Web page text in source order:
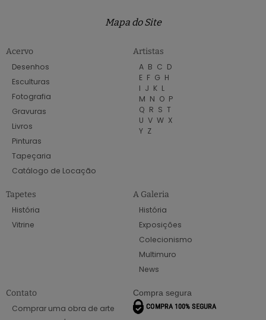
Mapa do Site
Acervo
Desenhos
Esculturas
Fotografia
Gravuras
Livros
Pinturas
Tapeçaria
Catálogo de Locação
Artistas
A B C D
E F G H
I J K L
M N O P
Q R S T
U V W X
Y Z
Tapetes
História
Vitrine
A Galeria
História
Exposições
Colecionismo
Multimuro
News
Contato
Comprar uma obra de arte
Compra segura